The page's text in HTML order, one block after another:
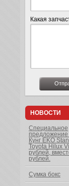
Какая
НОВОСТИ
Специальное
Кунг EKO
Toyota Hilux
рублей,
рублей.
Сумка бокс